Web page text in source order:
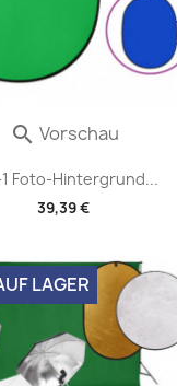
Foto-Hintergrund...
39,39 €
 Vorschau
LAGER